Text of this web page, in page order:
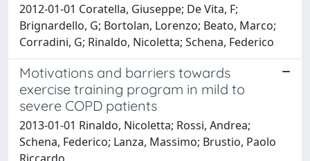
2012-01-01 Coratella, Giuseppe; De Vita, F;
Brignardello, G; Bortolan, Lorenzo; Beato, Marco;
Corradini, G; Rinaldo, Nicoletta; Schena, Federico
Motivations and barriers towards
exercise training program in mild to
severe COPD patients
2013-01-01 Rinaldo, Nicoletta; Rossi, Andrea;
Schena, Federico; Lanza, Massimo; Brustio, Paolo